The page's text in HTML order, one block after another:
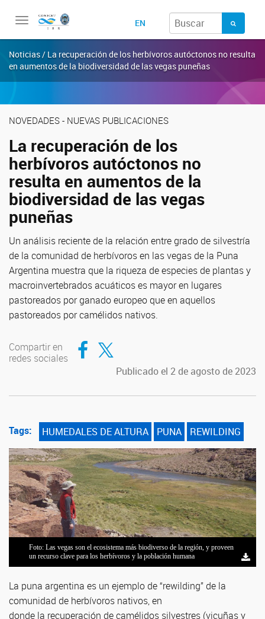
Toggle
EN
Noticias / La recuperación de los herbívoros autóctonos no resulta
en aumentos de la biodiversidad de las vegas puneñas
NOVEDADES - NUEVAS PUBLICACIONES
La recuperación de los
herbívoros autóctonos no
resulta en aumentos de la
biodiversidad de las vegas
puneñas
Un análisis reciente de la relación entre grado de silvestría
de la comunidad de herbívoros en las vegas de la Puna
Argentina muestra que la riqueza de especies de plantas y
macroinvertebrados acuáticos es mayor en lugares
pastoreados por ganado europeo que en aquellos
pastoreados por camélidos nativos.
Compartir en
redes sociales
Compartir en Facebook
Compartir en Twitter
Publicado el 2 de agosto de 2023
Tags: HUMEDALES DE ALTURA PUNA REWILDING
Foto: Las vegas son el ecosistema más biodiverso de la región, y proveen
un recurso clave para los herbívoros y la población humana
La puna argentina es un ejemplo de “rewilding” de la
comunidad de herbívoros nativos, en
donde la recuperación de camélidos silvestres (vicuñas y